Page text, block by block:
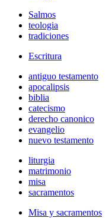
Salmos
teologia
tradiciones
Escritura
antiguo testamento
apocalipsis
biblia
catecismo
derecho canonico
evangelio
nuevo testamento
liturgia
matrimonio
misa
sacramentos
Misa y sacramentos